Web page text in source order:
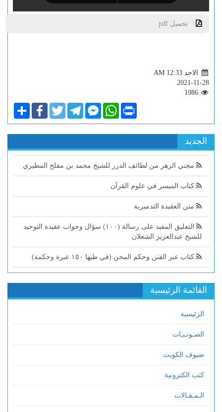
تحميل pdf
الاحد AM 12:33
2021-11-28
ShareFacebookTwitterTelegramFacebook
Messenger
WhatsApp Print
الجديد
مجني الزهر من لطائف الدرر للشيخ محمد بن مفلح المطيري
كتاب الميسر في علوم القرآن
متن العقيدة التدميرية
التعليق المفيد على رسالة (١٠٠) سؤال وجواب عقيدة التوحيد
للشيخ عبدالعزيز الشعلان
كتاب عبر الفتن وحكم المحن (في طيها ١٥٠ عبرة وحكمة)
القائمة الرئيسية
الرئيسية
الصـوتـيـات
ضيوف الكويت
كتب الكترونية
الـمـقـالات